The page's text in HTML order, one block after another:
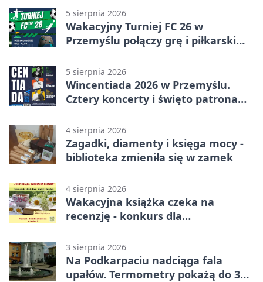
5 sierpnia 2026
Wakacyjny Turniej FC 26 w
Przemyślu połączy grę i piłkarski
5 sierpnia 2026
Wincentiada 2026 w Przemyślu.
Cztery koncerty i święto patrona
4 sierpnia 2026
Zagadki, diamenty i księga mocy -
biblioteka zmieniła się w zamek
4 sierpnia 2026
Wakacyjna książka czeka na
recenzję - konkurs dla
3 sierpnia 2026
Na Podkarpaciu nadciąga fala
upałów. Termometry pokażą do 36